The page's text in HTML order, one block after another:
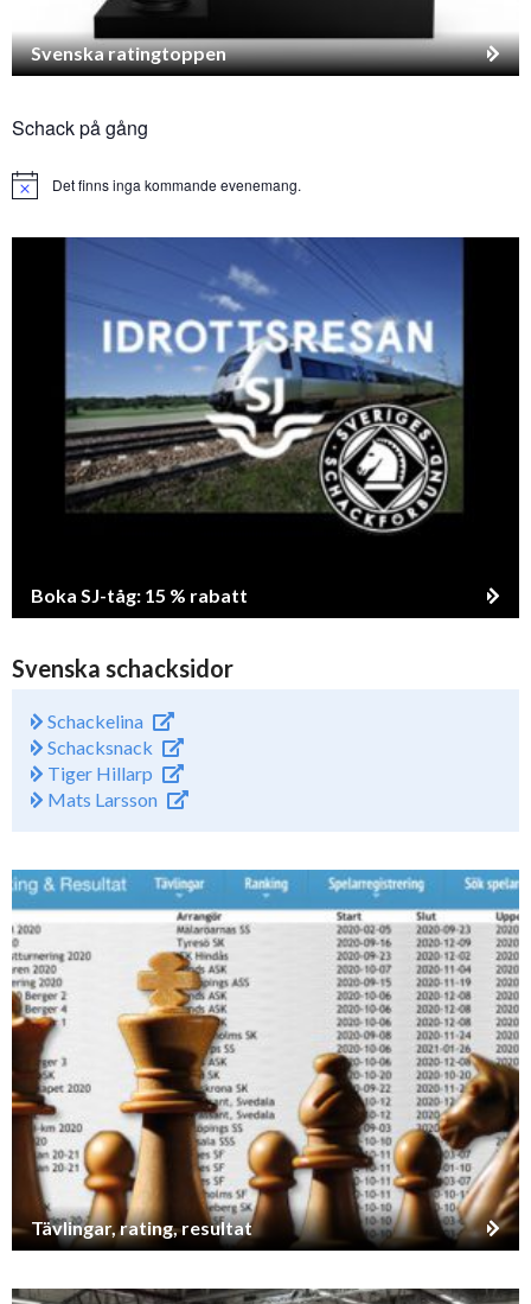
Svenska ratingtoppen
Schack på gång
Notice Det finns inga kommande evenemang.
Boka SJ-tåg: 15 % rabatt
Svenska schacksidor
Schackelina
Schacksnack
Tiger Hillarp
Mats Larsson
Tävlingar, rating, resultat